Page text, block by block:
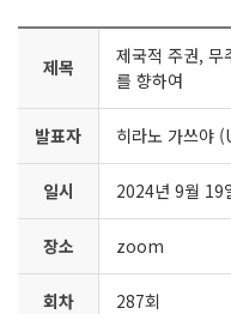
제목
제국적 주권,
를 향하여
발표자 히라노 가쓰야
일시 2024년 9월 19
장소 zoom
회차 287회